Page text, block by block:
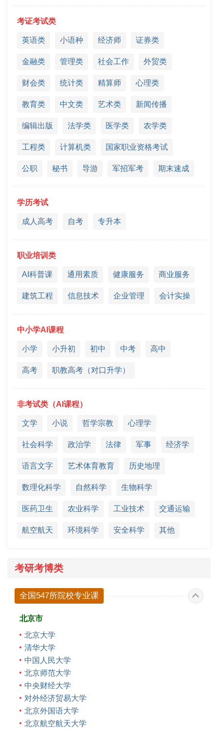
考证考试类
英语类 小语种 经济师 证券类
金融类 管理类 社会工作 外贸类
财会类 统计类 精算师 心理类
教育类 中文类 艺术类 新闻传播
编辑出版 法学类 医学类 农学类
工程类 计算机类 国家职业资格考试
公职 秘书 导游 军招军考 期末速成
学历考试
成人高考 自考 专升本
职业培训类
AI科普课 通用素质 健康服务 商业服务
建筑工程 信息技术 企业管理 会计实操
中小学AI课程
小学 小升初 初中 中考 高中
高考 职教高考（对口升学）
非考试类（AI课程）
文学 小说 哲学宗教 心理学
社会科学 政治学 法律 军事 经济学
语言文字 艺术体育教育 历史地理
数理化科学 自然科学 生物科学
医药卫生 农业科学 工业技术 交通运输
航空航天 环境科学 安全科学 其他
考研考博类
全国547所院校专业课
北京市
北京大学
清华大学
中国人民大学
北京师范大学
中央财经大学
对外经济贸易大学
北京外国语大学
北京航空航天大学